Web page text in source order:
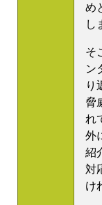
め
し
そ
ン
り
脅
れ
外
紹
対
け